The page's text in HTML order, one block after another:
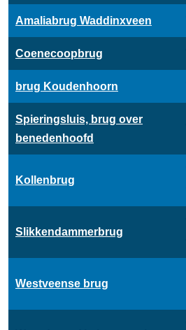
Amaliabrug Waddinxveen
Coenecoopbrug
brug Koudenhoorn
Spieringsluis, brug over
benedenhoofd
Kollenbrug
Slikkendammerbrug
Westveense brug